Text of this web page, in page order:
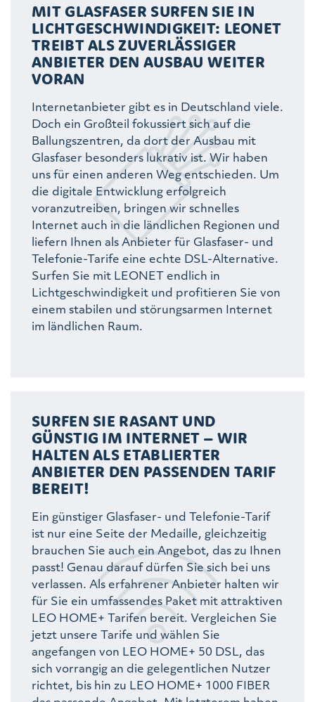
MIT GLASFASER SURFEN SIE IN
LICHTGESCHWINDIGKEIT: LEONET
TREIBT ALS ZUVERLÄSSIGER
ANBIETER DEN AUSBAU WEITER
VORAN
Internetanbieter gibt es in Deutschland viele.
Doch ein Großteil fokussiert sich auf die
Ballungszentren, da dort der Ausbau mit
Glasfaser besonders lukrativ ist. Wir haben
uns für einen anderen Weg entschieden. Um
die digitale Entwicklung erfolgreich
voranzutreiben, bringen wir schnelles
Internet auch in die ländlichen Regionen und
liefern Ihnen als Anbieter für Glasfaser- und
Telefonie-Tarife eine echte DSL-Alternative.
Surfen Sie mit LEONET endlich in
Lichtgeschwindigkeit und profitieren Sie von
einem stabilen und störungsarmen Internet
im ländlichen Raum.
SURFEN SIE RASANT UND
GÜNSTIG IM INTERNET – WIR
HALTEN ALS ETABLIERTER
ANBIETER DEN PASSENDEN TARIF
BEREIT!
Ein günstiger Glasfaser- und Telefonie-Tarif
ist nur eine Seite der Medaille, gleichzeitig
brauchen Sie auch ein Angebot, das zu Ihnen
passt! Genau darauf dürfen Sie sich bei uns
verlassen. Als erfahrener Anbieter halten wir
für Sie ein umfassendes Paket mit attraktiven
LEO HOME+ Tarifen bereit. Vergleichen Sie
jetzt unsere Tarife und wählen Sie
angefangen von LEO HOME+ 50 DSL, das
sich vorrangig an die gelegentlichen Nutzer
richtet, bis hin zu LEO HOME+ 1000 FIBER